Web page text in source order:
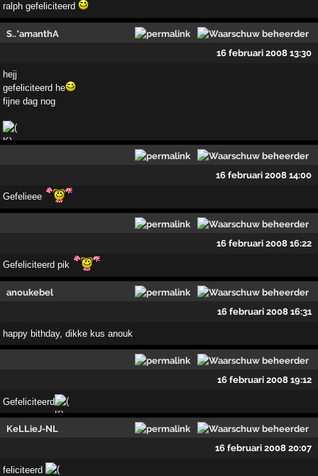
ralph gefeliciteerd
S..*amanthA
16 februari 2008 13:30
hejj
gefeliciteerd he
fijne dag nog
16 februari 2008 14:00
Gefelieee
16 februari 2008 16:22
Gefeliciteerd pik
anoukebel
16 februari 2008 16:31
happy bithday, dikke kus anouk
16 februari 2008 19:12
Gefeliciteerd
KeLLieJ-NL
16 februari 2008 20:07
feliciteerd